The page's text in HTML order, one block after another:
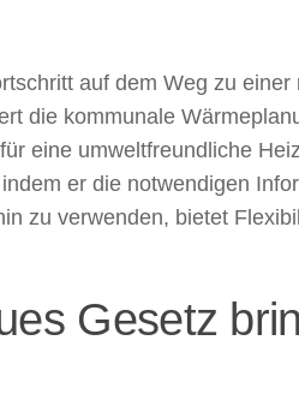
auf dem Weg zu
die kommunale
eine umweltfreundliche
er die notwendigen
zu verwenden, bietet
Gesetz